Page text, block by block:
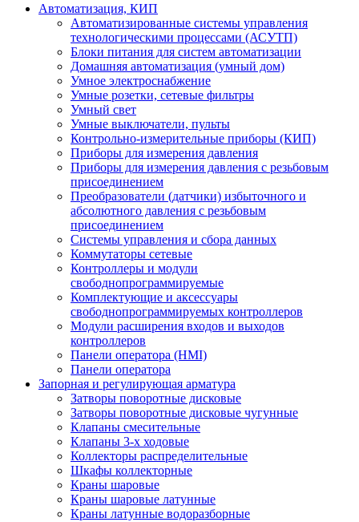
Автоматизация, КИП
Автоматизированные системы управления
технологическими процессами (АСУТП)
Блоки питания для систем автоматизации
Домашняя автоматизация (умный дом)
Умное электроснабжение
Умные розетки, сетевые фильтры
Умный свет
Умные выключатели, пульты
Контрольно-измерительные приборы (КИП)
Приборы для измерения давления
Приборы для измерения давления с резьбовым
присоединением
Преобразователи (датчики) избыточного и
абсолютного давления с резьбовым
присоединением
Системы управления и сбора данных
Коммутаторы сетевые
Контроллеры и модули
свободнопрограммируемые
Комплектующие и аксессуары
свободнопрограммируемых контроллеров
Модули расширения входов и выходов
контроллеров
Панели оператора (HMI)
Панели оператора
Запорная и регулирующая арматура
Затворы поворотные дисковые
Затворы поворотные дисковые чугунные
Клапаны смесительные
Клапаны 3-х ходовые
Коллекторы распределительные
Шкафы коллекторные
Краны шаровые
Краны шаровые латунные
Краны латунные водоразборные